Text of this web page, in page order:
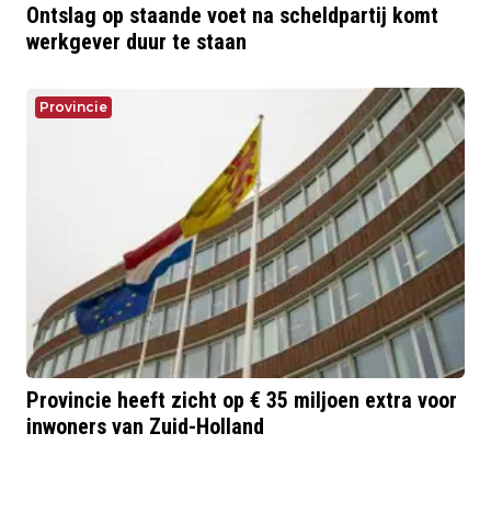
Ontslag op staande voet na scheldpartij komt
werkgever duur te staan
Provincie
Provincie heeft zicht op € 35 miljoen extra voor
inwoners van Zuid-Holland